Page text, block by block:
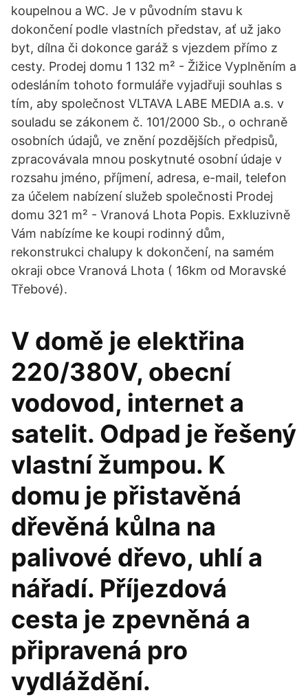
koupelnou a WC. Je v původním stavu k
dokončení podle vlastních představ, ať už jako
byt, dílna či dokonce garáž s vjezdem přímo z
cesty. Prodej domu 1 132 m² - Žižice Vyplněním a
odesláním tohoto formuláře vyjadřuji souhlas s
tím, aby společnost VLTAVA LABE MEDIA a.s. v
souladu se zákonem č. 101/2000 Sb., o ochraně
osobních údajů, ve znění pozdějších předpisů,
zpracovávala mnou poskytnuté osobní údaje v
rozsahu jméno, příjmení, adresa, e-mail, telefon
za účelem nabízení služeb společnosti Prodej
domu 321 m² - Vranová Lhota Popis. Exkluzivně
Vám nabízíme ke koupi rodinný dům,
rekonstrukci chalupy k dokončení, na samém
okraji obce Vranová Lhota ( 16km od Moravské
Třebové).
V domě je elektřina
220/380V, obecní
vodovod, internet a
satelit. Odpad je řešený
vlastní žumpou. K
domu je přistavěná
dřevěná kůlna na
palivové dřevo, uhlí a
nářadí. Příjezdová
cesta je zpevněná a
připravená pro
vydláždění.